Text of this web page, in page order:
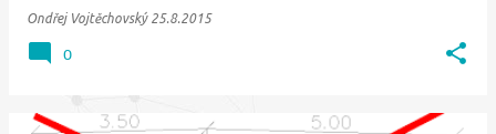
videa. V něm si ukážeme, jak lze vlastně zadefinovat výpočet objemu
materiálů z koridoru. Konkrétně…
Ondřej Vojtěchovský 25.8.2015
0